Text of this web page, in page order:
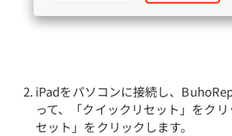
iPadをパソコンに接続し、
って、「クイックリセット」をク
セット」をクリックします。